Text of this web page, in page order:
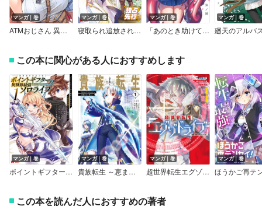
マンガ｜巻
ATMおじさん 異世界でモテ期が止まらない！
マンガ｜巻
寝取られ追放された最強騎士団長のおっさん、片田舎で英雄に祭り上げられる（コミック）
マンガ｜巻
「あのとき助けていただいたモンスター娘です。」異世界おっさん教師 突然のモテ期に困惑する
マンガ｜巻
廻天のアルバ
この本に関心がある人におすすめします
マンガ｜巻
ポイントギフター《経験値分配能力者》の異世界最強ソロライフ ～ブラックギルドから解放された男は万能最強職として無双する～（コミック）
マンガ｜巻
貴族転生 ～恵まれた生まれから最強の力を得る～【デジタル版限定特典付き】
マンガ｜巻
超世界転生エグゾドライブ －激闘！異世界全日本大会編－
マンガ｜巻
この本を読んだ人におすすめの著者